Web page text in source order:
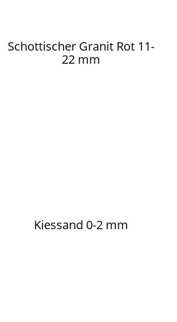
Schottischer Granit Rot 11-
22 mm
Kiessand 0-2 mm